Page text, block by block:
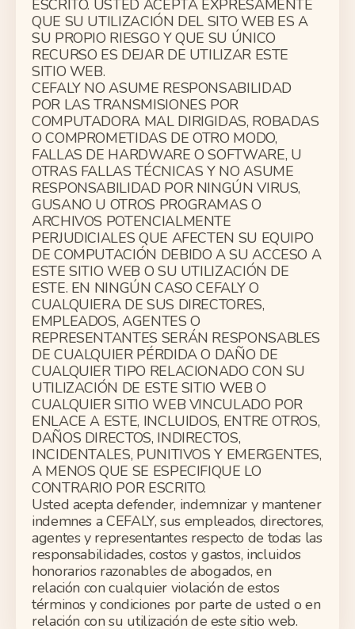
ESCRITO. USTED ACEPTA EXPRESAMENTE
QUE SU UTILIZACIÓN DEL SITO WEB ES A
SU PROPIO RIESGO Y QUE SU ÚNICO
RECURSO ES DEJAR DE UTILIZAR ESTE
SITIO WEB.
CEFALY NO ASUME RESPONSABILIDAD
POR LAS TRANSMISIONES POR
COMPUTADORA MAL DIRIGIDAS, ROBADAS
O COMPROMETIDAS DE OTRO MODO,
FALLAS DE HARDWARE O SOFTWARE, U
OTRAS FALLAS TÉCNICAS Y NO ASUME
RESPONSABILIDAD POR NINGÚN VIRUS,
GUSANO U OTROS PROGRAMAS O
ARCHIVOS POTENCIALMENTE
PERJUDICIALES QUE AFECTEN SU EQUIPO
DE COMPUTACIÓN DEBIDO A SU ACCESO A
ESTE SITIO WEB O SU UTILIZACIÓN DE
ESTE. EN NINGÚN CASO CEFALY O
CUALQUIERA DE SUS DIRECTORES,
EMPLEADOS, AGENTES O
REPRESENTANTES SERÁN RESPONSABLES
DE CUALQUIER PÉRDIDA O DAÑO DE
CUALQUIER TIPO RELACIONADO CON SU
UTILIZACIÓN DE ESTE SITIO WEB O
CUALQUIER SITIO WEB VINCULADO POR
ENLACE A ESTE, INCLUIDOS, ENTRE OTROS,
DAÑOS DIRECTOS, INDIRECTOS,
INCIDENTALES, PUNITIVOS Y EMERGENTES,
A MENOS QUE SE ESPECIFIQUE LO
CONTRARIO POR ESCRITO.
Usted acepta defender, indemnizar y mantener
indemnes a CEFALY, sus empleados, directores,
agentes y representantes respecto de todas las
responsabilidades, costos y gastos, incluidos
honorarios razonables de abogados, en
relación con cualquier violación de estos
términos y condiciones por parte de usted o en
relación con su utilización de este sitio web.